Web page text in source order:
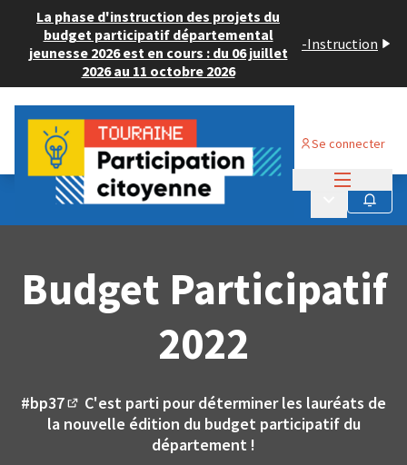
La phase d'instruction des projets du
budget participatif départemental
jeunesse 2026 est en cours : du 06 juillet
2026 au 11 octobre 2026
-Instruction
Se connecter
Budget Participatif 2022 Menu Suivre
Budget Participatif
2022
#bp37
(Lien externe)
C'est parti pour déterminer les lauréats de
la nouvelle édition du budget participatif du
département !